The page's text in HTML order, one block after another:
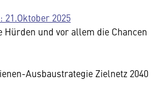
21.Oktober 2025
und vor allem die Chancen
Ausbaustrategie Zielnetz 2040